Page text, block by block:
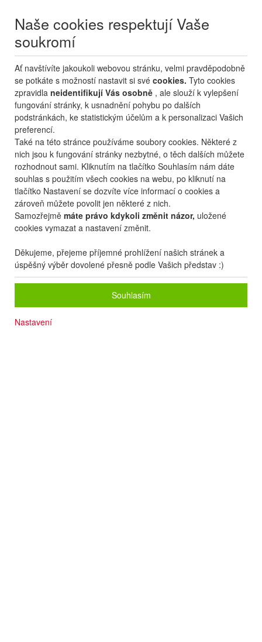
Naše cookies respektují Vaše
soukromí
Ať navštívíte jakoukoli webovou stránku, velmi pravděpodobně
se potkáte s možností nastavit si své cookies. Tyto cookies
zpravidla neidentifikují Vás osobně , ale slouží k vylepšení
fungování stránky, k usnadnění pohybu po dalších
podstránkách, ke statistickým účelům a k personalizaci Vašich
preferencí.
Také na této stránce používáme soubory cookies. Některé z
nich jsou k fungování stránky nezbytné, o těch dalších můžete
rozhodnout sami. Kliknutím na tlačítko Souhlasím nám dáte
souhlas s použitím všech cookies na webu, po kliknutí na
tlačítko Nastavení se dozvíte více informací o cookies a
zároveň můžete povolit jen některé z nich.
Samozřejmě máte právo kdykoli změnit názor, uložené
cookies vymazat a nastavení změnit.
Děkujeme, přejeme příjemné prohlížení našich stránek a
úspěšný výběr dovolené přesně podle Vašich představ :)
Souhlasím
Nastavení
Menu
MojePřihlášení
Destinace nerozhoduje
07.08.-...• 2 osoby
Od nejoblíbenějšího Od nejlevnějšího Od nejdražšího
Od nejbližšího termínu
Probíhá vyhledávání